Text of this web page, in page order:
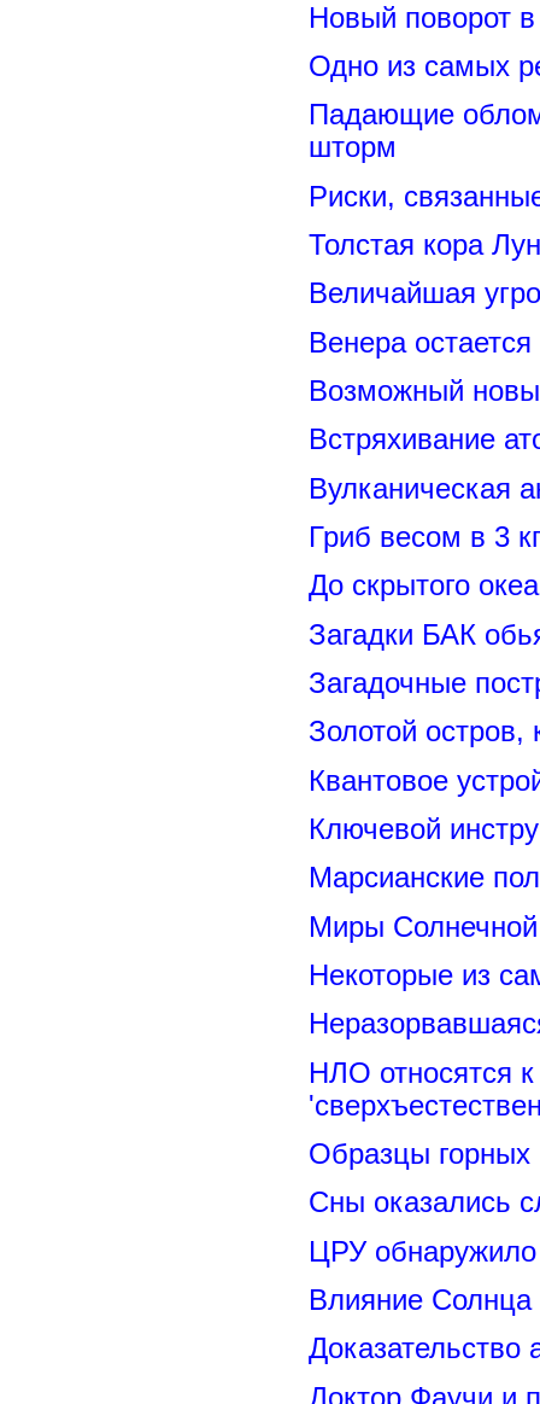
Новый поворот
Одно из самых
Падающие
шторм
Риски,
Толстая кора
Величайшая
Венера
Возможный
Встряхивание
Вулканическая
Гриб весом в 3
До скрытого
Загадки БАК
Загадочные
Золотой остров,
Квантовое
Ключевой
Марсианские
Миры
Некоторые из
НЛО относятся к
Образцы горных
Сны оказались
ЦРУ обнаружило
Влияние
Доказательство
Доктор Фаучи и